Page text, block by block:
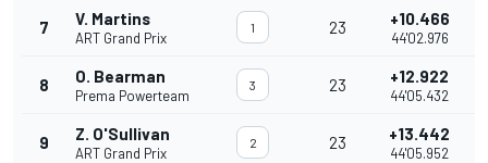
7 V. Martins
ART Grand Prix
1 23 +10.466
44'02.976
8 O. Bearman
Prema Powerteam
3 23 +12.922
44'05.432
9 Z. O'Sullivan
ART Grand Prix
2 23 +13.442
44'05.952